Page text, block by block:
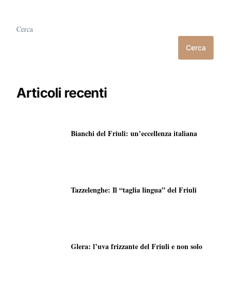
Cerca
Cerca
Articoli recenti
Bianchi del Friuli: un’eccellenza italiana
Tazzelenghe: Il “taglia lingua” del Friuli
Glera: l’uva frizzante del Friuli e non solo